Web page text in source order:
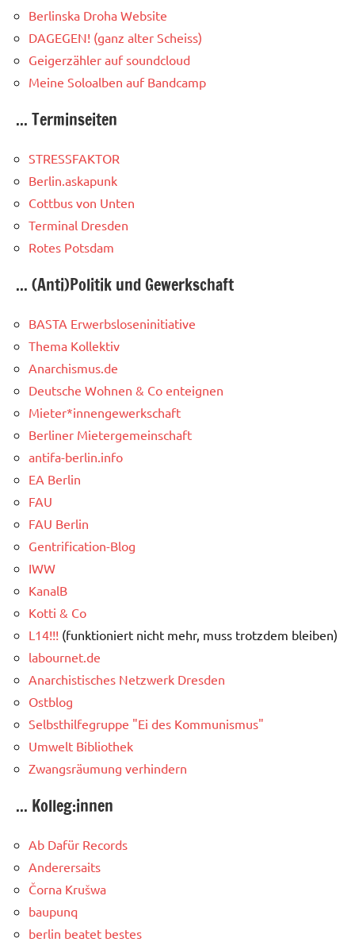
Berlinska Droha Website
DAGEGEN! (ganz alter Scheiss)
Geigerzähler auf soundcloud
Meine Soloalben auf Bandcamp
... Terminseiten
STRESSFAKTOR
Berlin.askapunk
Cottbus von Unten
Terminal Dresden
Rotes Potsdam
... (Anti)Politik und Gewerkschaft
BASTA Erwerbsloseninitiative
Thema Kollektiv
Anarchismus.de
Deutsche Wohnen & Co enteignen
Mieter*innengewerkschaft
Berliner Mietergemeinschaft
antifa-berlin.info
EA Berlin
FAU
FAU Berlin
Gentrification-Blog
IWW
KanalB
Kotti & Co
L14!!! (funktioniert nicht mehr, muss trotzdem bleiben)
labournet.de
Anarchistisches Netzwerk Dresden
Ostblog
Selbsthilfegruppe "Ei des Kommunismus"
Umwelt Bibliothek
Zwangsräumung verhindern
... Kolleg:innen
Ab Dafür Records
Anderersaits
Čorna Krušwa
baupunq
berlin beatet bestes